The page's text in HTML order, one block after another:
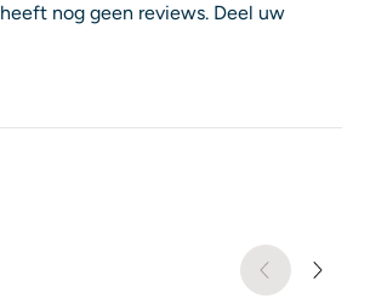
heeft nog geen reviews. Deel uw